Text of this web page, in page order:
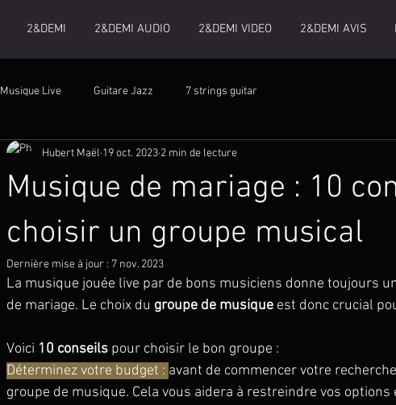
2&DEMI 2&DEMI AUDIO 2&DEMI VIDEO 2&DEMI AVIS
Musique Live Guitare Jazz 7 strings guitar
Musique de mariage : 10
choisir un groupe musical
Hubert Maël 19 oct. 2023 2 min de lecture
Dernière mise à jour : 7 nov. 2023
La musique jouée live par de bons musiciens donne toujours
de mariage. Le choix du groupe de musique est donc crucial
Voici 10 conseils pour choisir le bon groupe :
Déterminez votre budget : avant de commencer votre
groupe de musique. Cela vous aidera à restreindre vos options